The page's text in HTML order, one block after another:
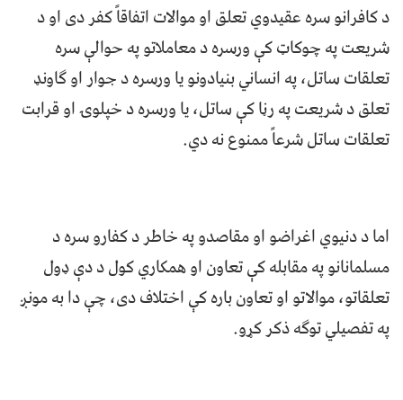
د کافرانو سره عقیدوي تعلق او موالات اتفاقاً کفر دی او د
شریعت په چوکاټ کې ورسره د معاملاتو په حوالې سره
تعلقات ساتل، په انساني بنیادونو یا ورسره د جوار او ګاونډ
تعلق د شریعت په رڼا کې ساتل، یا ورسره د خپلوۍ او قرابت
تعلقات ساتل شرعاً ممنوع نه دي.
اما د دنيوي اغراضو او مقاصدو په خاطر د کفارو سره د
مسلمانانو په مقابله کې تعاون او همکاري کول د دې ډول
تعلقاتو، موالاتو او تعاون باره کې اختلاف دی، چې دا به مونږ
په تفصیلي توګه ذکر کړو.